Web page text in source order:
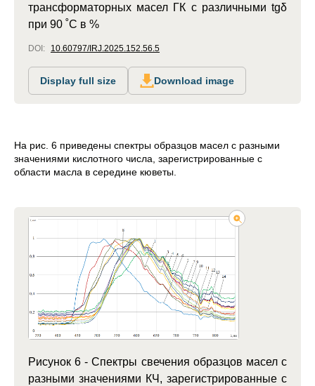
трансформаторных масел ГК с различными tgδ
при 90 ˚C в %
DOI: 10.60797/IRJ.2025.152.56.5
Display full size Download image
На рис. 6 приведены спектры образцов масел с разными
значениями кислотного числа, зарегистрированные с
области масла в середине кюветы.
Рисунок 6 - Спектры свечения образцов масел с
разными значениями КЧ, зарегистрированные с